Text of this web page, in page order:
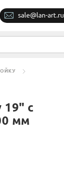
sale@lan-art.ru
19" с
мм